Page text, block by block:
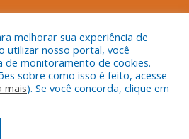
Área Administrativa
o Webmail
melhorar sua experiência de
utilizar nosso portal, você
de monitoramento de cookies.
sobre como isso é feito, acesse
mais). Se você concorda, clique em